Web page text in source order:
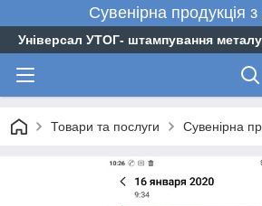
Сувенірна продукція з
Універсал УТОГ- штампування
Товари та послуги Сувенірна